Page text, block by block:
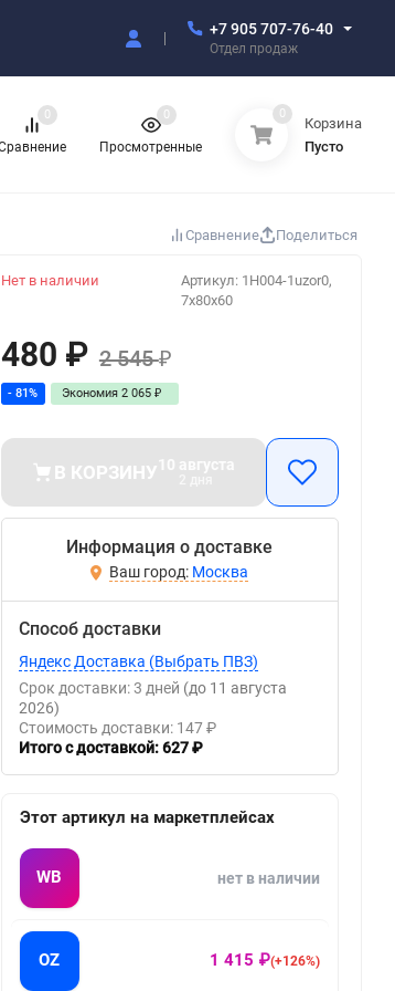
+7 905 707-76-40
Отдел продаж
0
Просмотренные
0 0
Корзина
Пусто
Сравнение Поделиться
Артикул: 1H004-1uzor0,
7x80x60
Нет в наличии
480 ₽ 2 545₽
- 81% Экономия 2 065 ₽
В КОРЗИНУ10 августа
Информация о доставке
Москва
Способ доставки
Яндекс Доставка (Выбрать ПВЗ)
Срок доставки: 3 дней (до 11 августа
2026)
Стоимость доставки: 147 ₽
Итого с доставкой: 627 ₽
Этот артикул на маркетплейсах
WB нет в наличии
OZ 1 415 ₽(+126%)